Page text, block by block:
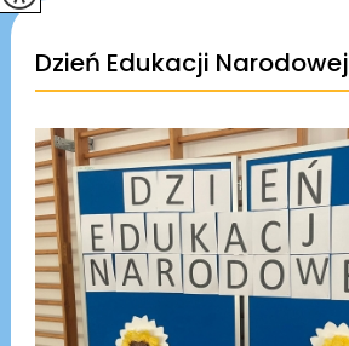
Dzień Edukacji Narodowej